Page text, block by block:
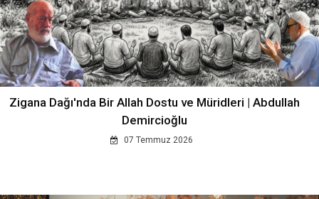
Zigana Dağı'nda Bir Allah Dostu ve Müridleri | Abdullah
Demircioğlu
07 Temmuz 2026